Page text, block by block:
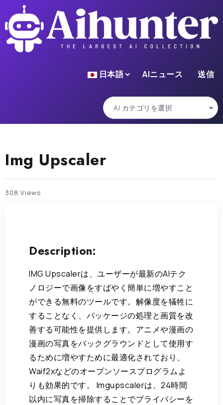
日本語 AIニュース 送信
Img Upscaler
308 Views
Description:
IMG Upscalerは、ユーザーが最新のAIテク
ノロジーで画像をすばやく簡単に増やすこと
ができる無料のツールです。解像度を犠牲に
することなく、パッケージの処理と画質を改
善する可能性を提供します。アニメや漫画の
漫画の写真をバックグラウンドとして使用す
るために増やすために最適化されており、
Waif2xなどのオープンソースプログラムよ
りも効果的です。 Imgupscalerは、24時間
以内に写真を掃除することでプライバシーを